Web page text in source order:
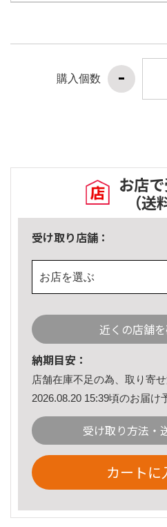
購入個数
お店
（送
受け取り店舗：
お店を選ぶ
近くの店舗
納期目安：
店舗在庫不足の為、取り寄せ
2026.08.20 15:39頃のお届け
受け取り方法・
カートに